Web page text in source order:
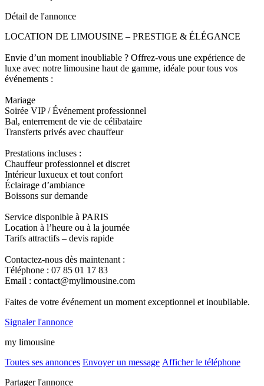
Détail de l'annonce
LOCATION DE LIMOUSINE – PRESTIGE & ÉLÉGANCE
Envie d’un moment inoubliable ? Offrez-vous une expérience de
luxe avec notre limousine haut de gamme, idéale pour tous vos
événements :
Mariage
Soirée VIP / Événement professionnel
Bal, enterrement de vie de célibataire
Transferts privés avec chauffeur
Prestations incluses :
Chauffeur professionnel et discret
Intérieur luxueux et tout confort
Éclairage d’ambiance
Boissons sur demande
Service disponible à PARIS
Location à l’heure ou à la journée
Tarifs attractifs – devis rapide
Contactez-nous dès maintenant :
Téléphone : 07 85 01 17 83
Email : contact@mylimousine.com
Faites de votre événement un moment exceptionnel et inoubliable.
Signaler l'annonce
my limousine
Toutes ses annonces Envoyer un message Afficher le téléphone
Partager l'annonce